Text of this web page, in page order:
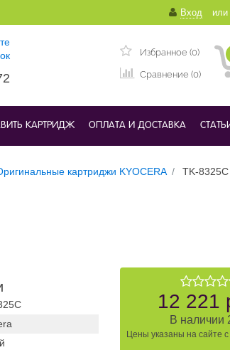
Вход или
Избранное (0)
Сравнение (0)
КАРТРИДЖ ОПЛАТА И ДОСТАВКА
картриджи KYOCERA TK-8325C
12 221
В наличии
Цены указаны на сайте